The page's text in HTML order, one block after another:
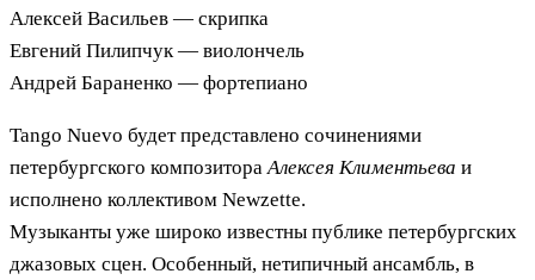
Алексей Васильев — скрипка
Евгений Пилипчук — виолончель
Андрей Бараненко — фортепиано
Tango Nuevo будет представлено сочинениями
петербургского композитораАлексея Климентьева и
исполнено коллективом Newzette.
Музыканты уже широко известны публике петербургских
джазовых сцен. Особенный, нетипичный ансамбль, в